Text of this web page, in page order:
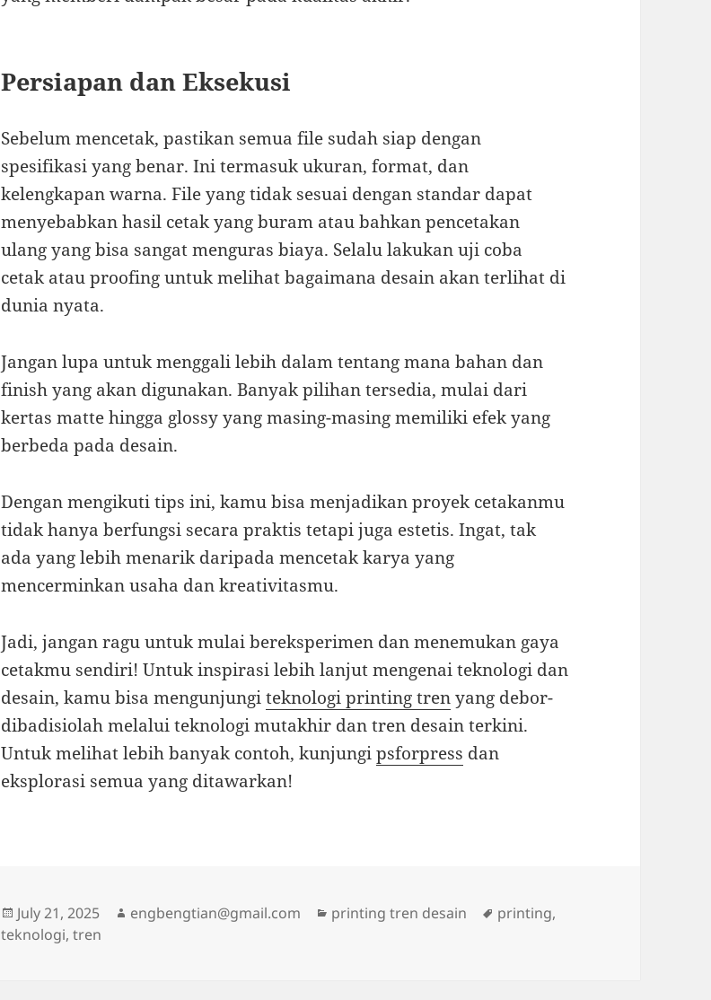
Persiapan dan Eksekusi
Sebelum mencetak, pastikan semua file sudah siap dengan
spesifikasi yang benar. Ini termasuk ukuran, format, dan
kelengkapan warna. File yang tidak sesuai dengan standar dapat
menyebabkan hasil cetak yang buram atau bahkan pencetakan
ulang yang bisa sangat menguras biaya. Selalu lakukan uji coba
cetak atau proofing untuk melihat bagaimana desain akan terlihat di
dunia nyata.
Jangan lupa untuk menggali lebih dalam tentang mana bahan dan
finish yang akan digunakan. Banyak pilihan tersedia, mulai dari
kertas matte hingga glossy yang masing-masing memiliki efek yang
berbeda pada desain.
Dengan mengikuti tips ini, kamu bisa menjadikan proyek cetakanmu
tidak hanya berfungsi secara praktis tetapi juga estetis. Ingat, tak
ada yang lebih menarik daripada mencetak karya yang
mencerminkan usaha dan kreativitasmu.
Jadi, jangan ragu untuk mulai bereksperimen dan menemukan gaya
cetakmu sendiri! Untuk inspirasi lebih lanjut mengenai teknologi dan
desain, kamu bisa mengunjungiteknologi printing trenyang debor-
dibadisiolah melalui teknologi mutakhir dan tren desain terkini.
Untuk melihat lebih banyak contoh, kunjungipsforpress dan
eksplorasi semua yang ditawarkan!
Posted
on
July 21, 2025 Author
engbengtian@gmail.com Categories
printing tren desain Tags
printing,
teknologi,tren